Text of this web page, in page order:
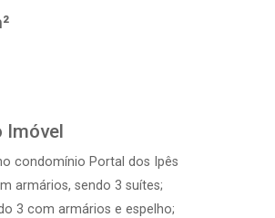
Imóvel
condomínio Portal dos Ipês
armários, sendo 3 suítes;
3 com armários e espelho;